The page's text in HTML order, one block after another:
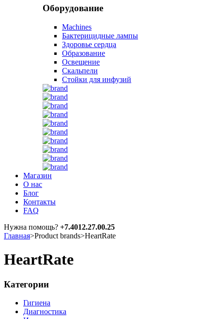
Оборудование
Machines
Бактерицидные лампы
Здоровье сердца
Образование
Освещение
Скальпели
Стойки для инфузий
Магазин
О нас
Блог
Контакты
FAQ
Нужна помощь? +7.4012.27.00.25
Главная>Product brands>HeartRate
HeartRate
Категории
Гигиена
Диагностика